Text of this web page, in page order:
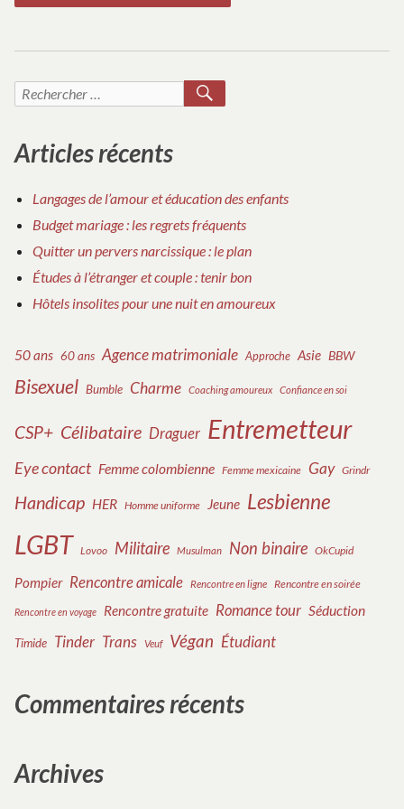
Recherche
Articles récents
Langages de l’amour et éducation des enfants
Budget mariage : les regrets fréquents
Quitter un pervers narcissique : le plan
Études à l’étranger et couple : tenir bon
Hôtels insolites pour une nuit en amoureux
50 ans 60 ans Agence matrimoniale Approche Asie BBW
Bisexuel Bumble Charme Coaching amoureux Confiance en soi
CSP+ Célibataire Draguer Entremetteur
Eye contact Femme colombienne Femme mexicaine Gay Grindr
Handicap HER Homme uniforme Jeune Lesbienne
LGBT Lovoo Militaire Musulman Non binaire OkCupid
Pompier Rencontre amicale Rencontre en ligne Rencontre en soirée
Rencontre en voyage Rencontre gratuite Romance tour Séduction
Timide Tinder Trans Veuf Végan Étudiant
Commentaires récents
Archives